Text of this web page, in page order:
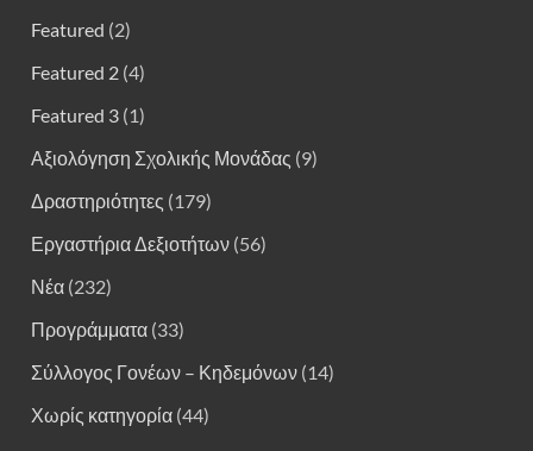
Featured (2)
Featured 2 (4)
Featured 3 (1)
Αξιολόγηση Σχολικής Μονάδας (9)
Δραστηριότητες (179)
Εργαστήρια Δεξιοτήτων (56)
Νέα (232)
Προγράμματα (33)
Σύλλογος Γονέων – Κηδεμόνων (14)
Χωρίς κατηγορία (44)